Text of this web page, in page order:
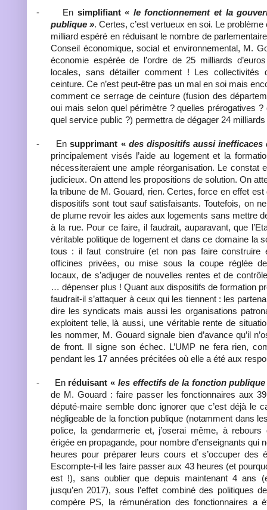
- En simplifiant « le fonctionnement et la
publique ». Certes, c’est vertueux en soi. Le problème
milliard espéré en réduisant le nombre de
Conseil économique, social et environnemental, M.
économie espérée de l’ordre de 25 milliards
locales, sans détailler comment ! Les collectivités
ceinture. Ce n’est peut-être pas un mal en soi mais
comment ce serrage de ceinture (fusion des
oui mais selon quel périmètre ? quelles prérogatives ?
quel service public ?) permettra de dégager 24 milliards
- Ensupprimant « des dispositifs aussi inefficaces
principalement visés l’aide au logement et la
nécessiteraient une ample réorganisation. Le constat
judicieux. On attend les propositions de solution. On
la tribune de M. Gouard, rien. Certes, force en effet
dispositifs sont tout sauf satisfaisants. Toutefois, on
de plume revoir les aides aux logements sans mettre
à la rue. Pour ce faire, il faudrait, auparavant, que
véritable politique de logement et dans ce domaine la
tous : il faut construire (et non pas faire construire
officines privées, ou mise sous la coupe réglée
locaux, de s’adjuger de nouvelles rentes et de
… dépenser plus ! Quant aux dispositifs de formation
faudrait-il s’attaquer à ceux qui les tiennent : les
dire les syndicats mais aussi les organisations
exploitent telle, là aussi, une véritable rente de
les nommer, M. Gouard signale bien d’avance qu’il
de front. Il signe son échec. L’UMP ne fera rien,
pendant les 17 années précitées où elle a été aux
- En réduisant « les effectifs de la fonction publique
de M. Gouard : faire passer les fonctionnaires aux
député-maire semble donc ignorer que c’est déjà le
négligeable de la fonction publique (notamment dans
police, la gendarmerie et, j’oserai même, à rebours
érigée en propagande, pour nombre d’enseignants qui
heures pour préparer leurs cours et s’occuper des
Escompte-t-il les faire passer aux 43 heures (et
est !), sans oublier que depuis maintenant 4 ans
jusqu’en 2017), sous l’effet combiné des politiques
compère PS, la rémunération des fonctionnaires a